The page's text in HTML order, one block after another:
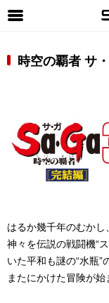
ミュージック
グッズ
動画
コラム
会社情報
時空の覇者 サ
はるか幾千年のむかし
神々を伝説の戦闘機“
いた平和も謎の“水瓶
またにかけた冒険が始